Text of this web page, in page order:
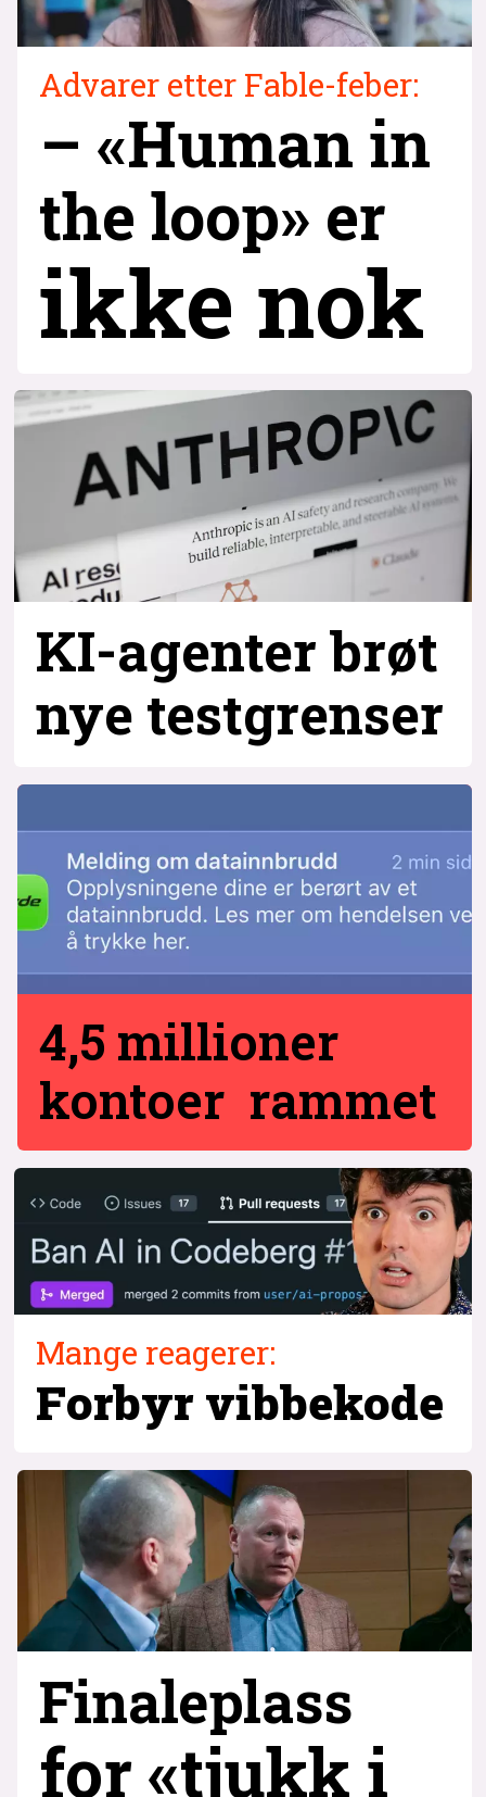
Advarer etter Fable-feber:
– «Human in
the loop» er
ikke nok
KI-agenter brøt
nye testgrenser
4,5 millioner
kontoer rammet
Mange reagerer:
Forbyr vibbekode
Finaleplass
for «tjukk i